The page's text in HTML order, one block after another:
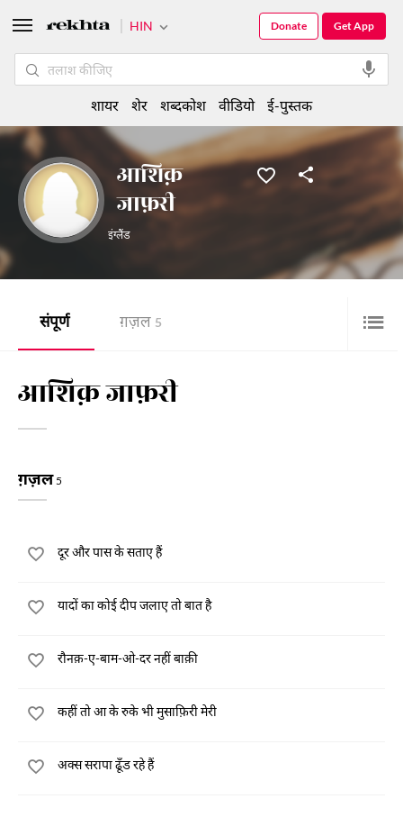
आशिक़
जाफ़री
इंग्लैंड
संपूर्ण ग़ज़ल 5
आशिक़ जाफ़री
ग़ज़ल5
दूर और पास के सताए हैं
यादों का कोई दीप जलाए तो बात है
रौनक़-ए-बाम-ओ-दर नहीं बाक़ी
कहीं तो आ के रुके भी मुसाफ़िरी मेरी
अक्स सरापा ढूँड रहे हैं
HIN Get App
Donate
शायर शेर शब्दकोश वीडियो ई-पुस्तक